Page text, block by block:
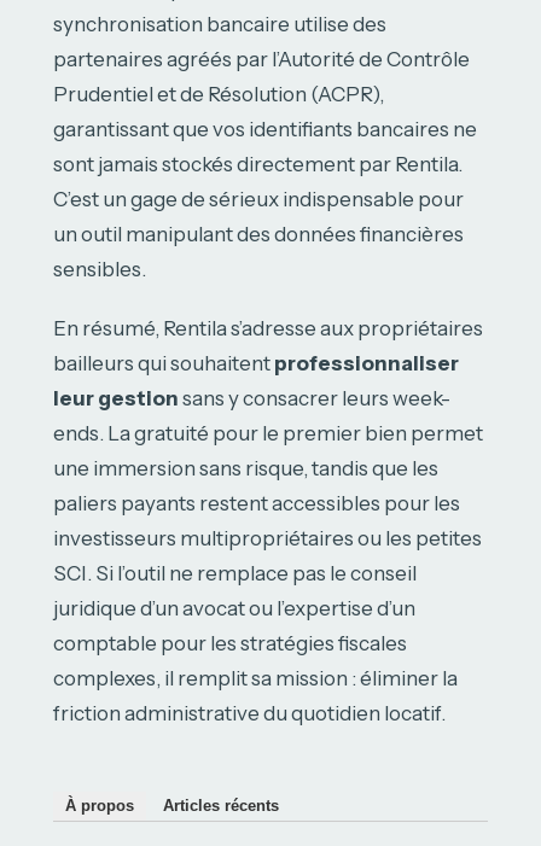
synchronisation bancaire utilise des
partenaires agréés par l’Autorité de Contrôle
Prudentiel et de Résolution (ACPR),
garantissant que vos identifiants bancaires ne
sont jamais stockés directement par Rentila.
C’est un gage de sérieux indispensable pour
un outil manipulant des données financières
sensibles.
En résumé, Rentila s’adresse aux propriétaires
bailleurs qui souhaitent professionnaliser
leur gestion sans y consacrer leurs week-
ends. La gratuité pour le premier bien permet
une immersion sans risque, tandis que les
paliers payants restent accessibles pour les
investisseurs multipropriétaires ou les petites
SCI. Si l’outil ne remplace pas le conseil
juridique d’un avocat ou l’expertise d’un
comptable pour les stratégies fiscales
complexes, il remplit sa mission : éliminer la
friction administrative du quotidien locatif.
À propos Articles récents